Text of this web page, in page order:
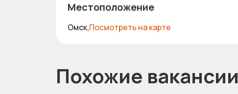
Местоположение
Омск,Посмотреть на карте
Похожие вакансии